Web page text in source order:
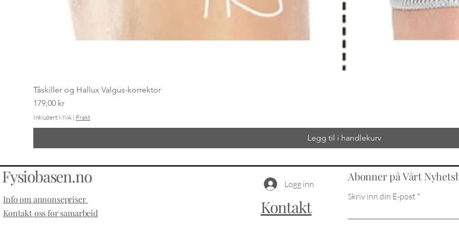
Tåskiller og Hallux Valgus-korrektor
Pris
179,00 kr
Inkludert MVA | Frakt
Legg til i handlekurv
Fysiobasen.no
Info om annonsepriser
Kontakt oss for samarbeid
Logg inn
Kontakt
Abonner på Vårt
Skriv inn din E-post